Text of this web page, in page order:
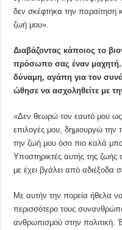
δεν σκέφτηκα την παραίτηση
ζωή μου».
Διαβάζοντας κάποιος το
πρόσωπο σας έναν
δύναμη, αγάπη για τον
ώθησε να ασχοληθείτε με
«Δεν θεωρώ τον εαυτό μου
επιλογές μου, δημιουργώ
την ζωή μου όσο πιο καλά
Υποστηρικτές αυτής της ζωής
με έχει βγάλει από αδιέξοδα
Με αυτήν την πορεία ήθελα
περισσότερο τους
ανθρωπισμού στην πολιτική.